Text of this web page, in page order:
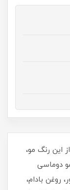
این رنگ مو،
دوماسی
روغن بادام،